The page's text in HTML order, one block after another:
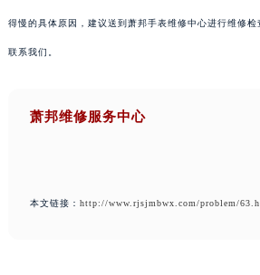
得慢的具体原因，建议送到萧邦手表维修中心进行维修
联系我们。
萧邦维修服务中心
本文链接： http://www.rjsjmbwx.com/problem/